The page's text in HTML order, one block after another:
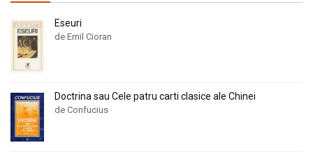
Eseuri
de Emil Cioran
Doctrina sau Cele patru carti clasice ale Chinei
de Confucius